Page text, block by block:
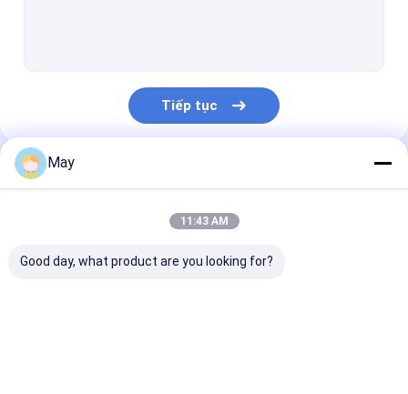
CẢM BIẾN CHUYỂN ĐỘNG PIR
Tắt cảm biến chức năng
Tiếp tục
Danh Mục Của Chúng Tôi
May
11:43 AM
Good day, what product are you looking for?